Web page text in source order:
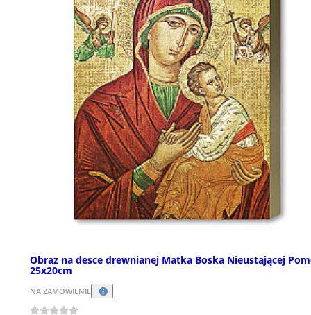
Obraz na desce drewnianej Matka Boska Nieustającej
25x20cm
NA ZAMÓWIENIE